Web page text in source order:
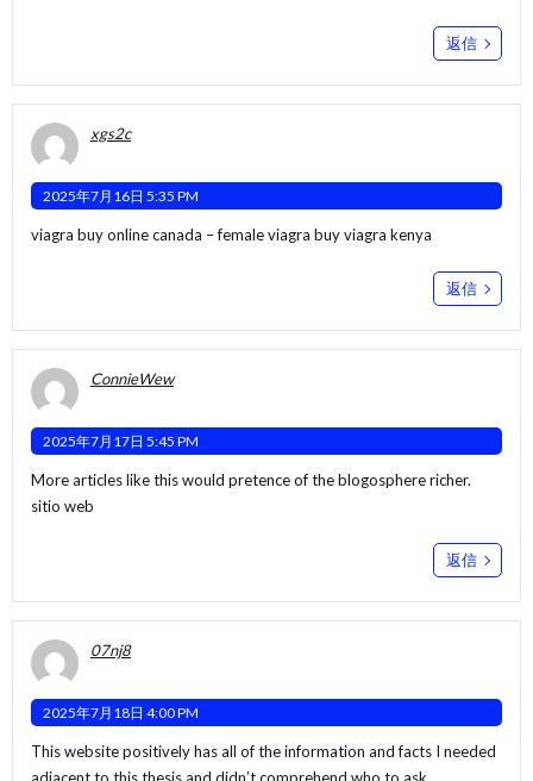
返信
xgs2c
2025年7月16日 5:35 PM
viagra buy online canada –female viagra buy viagra kenya
返信
ConnieWew
2025年7月17日 5:45 PM
More articles like this would pretence of the blogosphere richer.
sitio web
返信
07nj8
2025年7月18日 4:00 PM
This website positively has all of the information and facts I needed